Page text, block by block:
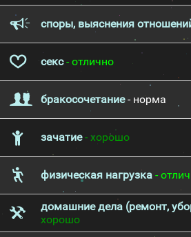
споры, выяснения
секс- отлично
бракосочетание- норма
зачатие- хорошо
физическая нагрузка -
домашние дела (ремонт,
хорошо